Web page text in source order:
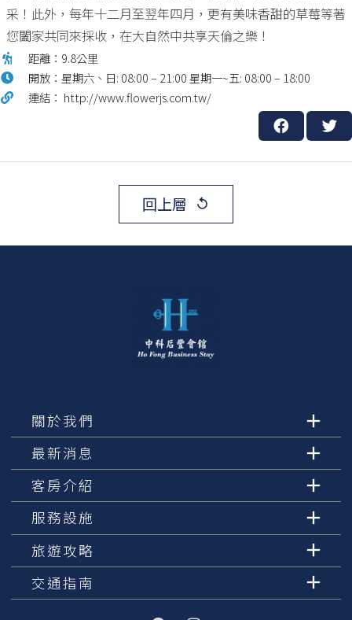
采！此外，每年十二月至翌年四月，更有美味香甜的草莓等著
您闔家共同來採收，在大自然中共享天倫之樂！
距離：9.8公里
開放：星期六、日: 08:00 – 21:00 星期一~五: 08:00 – 18:00
連結： http://www.flowerjs.com.tw/
回上層 replay
關於我們
最新消息
客房介紹
服務設施
旅遊攻略
交通指南